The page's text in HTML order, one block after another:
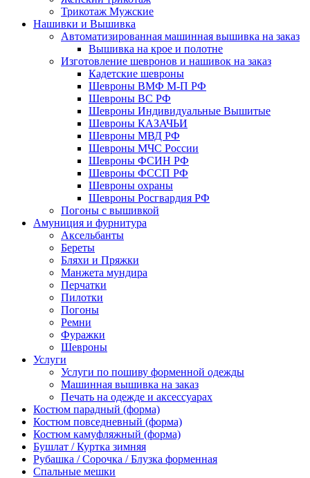
Трикотаж Мужские
Нашивки и Вышивка
Автоматизированная машинная вышивка на заказ
Вышивка на крое и полотне
Изготовление шевронов и нашивок на заказ
Кадетские шевроны
Шевроны ВМФ М-П РФ
Шевроны ВС РФ
Шевроны Индивидуальные Вышитые
Шевроны КАЗАЧЬИ
Шевроны МВД РФ
Шевроны МЧС России
Шевроны ФСИН РФ
Шевроны ФССП РФ
Шевроны охраны
Шевроны Росгвардия РФ
Погоны с вышивкой
Амуниция и фурнитура
Аксельбанты
Береты
Бляхи и Пряжки
Манжета мундира
Перчатки
Пилотки
Погоны
Ремни
Фуражки
Шевроны
Услуги
Услуги по пошиву форменной одежды
Машинная вышивка на заказ
Печать на одежде и аксессуарах
Костюм парадный (форма)
Костюм повседневный (форма)
Костюм камуфляжный (форма)
Бушлат / Куртка зимняя
Рубашка / Сорочка / Блузка форменная
Спальные мешки